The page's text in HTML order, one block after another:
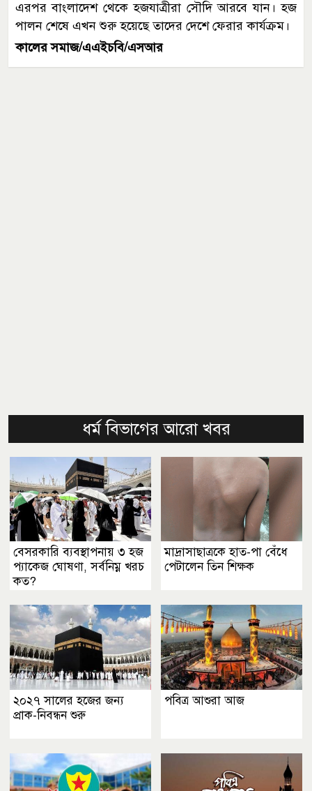
এরপর বাংলাদেশ থেকে হজযাত্রীরা সৌদি আরবে যান। হজ
পালন শেষে এখন শুরু হয়েছে তাদের দেশে ফেরার কার্যক্রম।
কালের সমাজ/এএইচবি/এসআর
ধর্ম বিভাগের আরো খবর
বেসরকারি ব্যবস্থাপনায় ৩ হজ
প্যাকেজ ঘোষণা, সর্বনিম্ন খরচ
কত?
মাদ্রাসাছাত্রকে হাত-পা বেঁধে
পেটালেন তিন শিক্ষক
২০২৭ সালের হজের জন্য
প্রাক-নিবন্ধন শুরু
পবিত্র আশুরা আজ